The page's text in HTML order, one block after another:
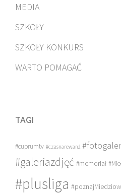
MEDIA
SZKOŁY
SZKOŁY KONKURS
WARTO POMAGAĆ
TAGI
#cuprumtv #czasnarewanż
#galeriazdjęć #memoriał
#plusliga